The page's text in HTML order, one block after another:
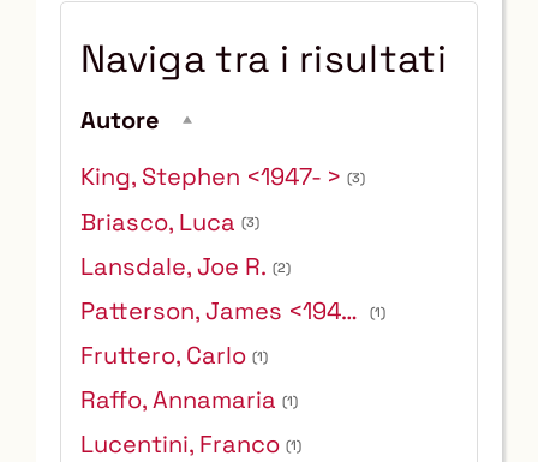
Naviga tra i risultati
Autore
King, Stephen <1947- > (3)
Briasco, Luca (3)
Lansdale, Joe R. (2)
Patterson, James <1947- > (1)
Fruttero, Carlo (1)
Raffo, Annamaria (1)
Lucentini, Franco (1)